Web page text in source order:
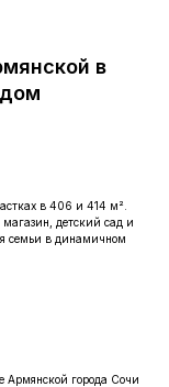
в
в 406 и 414 м².
детский сад и
семьи в динамичном
Армянской города Сочи